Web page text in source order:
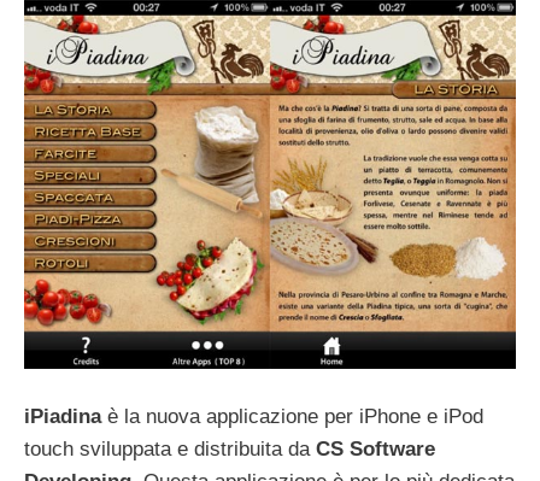
iPiadinaè la nuova applicazione per iPhone e iPod
touch sviluppata e distribuita da CS Software